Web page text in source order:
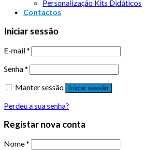
Personalização Kits Didáticos
Contactos
Iniciar sessão
E-mail*
Senha*
Manter sessão
Iniciar sessão
Perdeu a sua senha?
Registar nova conta
Nome*